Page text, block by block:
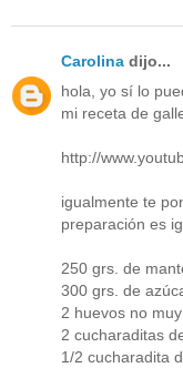
Carolina dijo...
hola, yo sí lo
mi receta de
http://
igualmente te
preparación es
250 grs. de
300 grs. de
2 huevos no
2 cucharaditas
1/2 cucharadita